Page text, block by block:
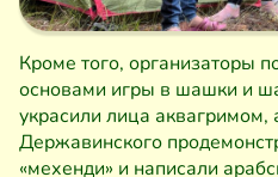
Кроме того, организаторы
основами игры в шашки и
украсили лица аквагримом,
Державинского
«мехенди» и написали